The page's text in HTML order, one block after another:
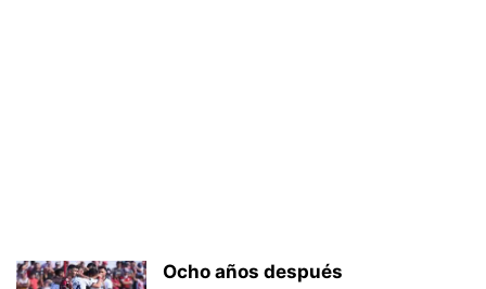
Ocho años después